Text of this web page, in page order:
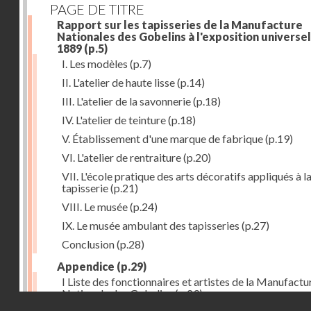
PAGE DE TITRE
Rapport sur les tapisseries de la Manufacture
Nationales des Gobelins à l'exposition
1889 (p.5)
I. Les modèles (p.7)
II. L'atelier de haute lisse(p.14)
III. L'atelier de la savonnerie(p.18)
IV. L'atelier de teinture(p.18)
V. Établissement d'une marque de fabrique(p.19)
VI. L'atelier de rentraiture(p.20)
VII. L'école pratique des arts décoratifs appliqués à la
tapisserie(p.21)
VIII. Le musée(p.24)
IX. Le musée ambulant des tapisseries (p.27)
Conclusion(p.28)
Appendice (p.29)
I Liste des fonctionnaires et artistes de la
Nationale des Gobelins(p.29)